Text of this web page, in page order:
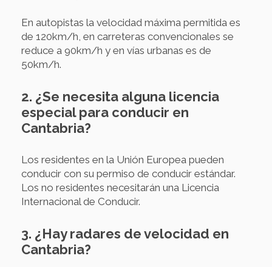
En autopistas la velocidad máxima permitida es
de 120km/h, en carreteras convencionales se
reduce a 90km/h y en vías urbanas es de
50km/h.
2. ¿Se necesita alguna licencia
especial para conducir en
Cantabria?
Los residentes en la Unión Europea pueden
conducir con su permiso de conducir estándar.
Los no residentes necesitarán una Licencia
Internacional de Conducir.
3. ¿Hay radares de velocidad en
Cantabria?